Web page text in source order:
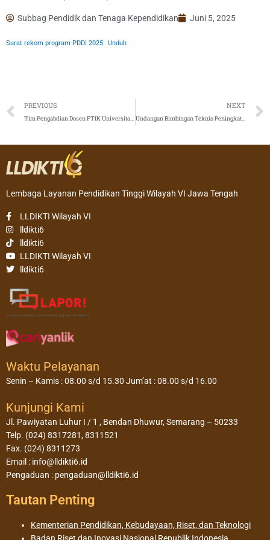
Subbag Pendidik dan Tenaga Kependidikan Juni 5, 2025
Surat rekom program PDDI 2025 Unduh
Prev
PREVIOUS
Tim Pengabdian Dosen FTIK Universitas Semarang Mengisi Pelatihan Instalasi dan Konfigurasi Perangkat Rumah Pintar Berbasis IoT untuk Siswa-Siswi SMKN 8 Semarang
NEXT
Undangan Bimbingan Teknis Peningkatan Kualitas Penulisan Proposal Kosabangsa dan Sosialisasi Program Mahasiswa Berdampak oleh Badan Eksekutif Mahasiswa (BEM)
Lembaga Layanan Pendidikan Tinggi Wilayah VI Jawa Tengah
LLDIKTI Wilayah VI
lldikti6
lldikti6
LLDIKTI Wilayah VI
lldikti6
Waktu Pelayanan
Senin – Kamis : 08.00 s/d 15.30 Jum’at : 08.00 s/d 16.00
Kunjungi Kami
Jl. Pawiyatan Luhur I / 1 , Bendan Dhuwur, Semarang – 50233
Telp. (024) 8317281, 8311521
Fax. (024) 8311273
Email : info@lldikti6.id
Pengaduan : pengaduan@lldikti6.id
Tautan Penting
Kementerian Pendidikan, Kebudayaan, Riset, dan Teknologi